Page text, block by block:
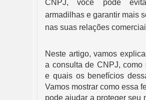
CNPJ, você pode
armadilhas e garantir mais
nas suas relações
Neste artigo, vamos
a consulta de CNPJ, como
e quais os benefícios
Vamos mostrar como essa
pode ajudar a proteger seu